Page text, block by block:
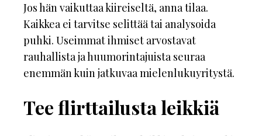
Jos hän vaikuttaa kiireiseltä, anna tilaa.
Kaikkea ei tarvitse selittää tai analysoida
puhki. Useimmat ihmiset arvostavat
rauhallista ja huumorintajuista seuraa
enemmän kuin jatkuvaa mielenlukuyritystä.
Tee flirttailusta leikkiä